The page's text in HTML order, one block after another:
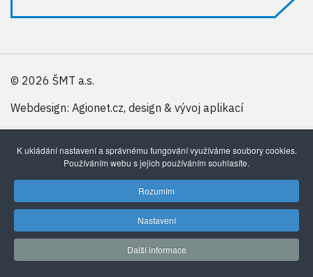
© 2026 ŠMT a.s.
Webdesign: Agionet.cz, design & vývoj aplikací
K ukládání nastavení a správnému fungování využíváme soubory cookies.
Používáním webu s jejich používáním souhlasíte.
Rozumím
Nastavení
Další informace